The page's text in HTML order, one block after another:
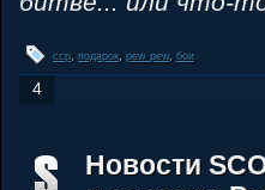
ccp, подарок, pew pew, бои
4
Новости